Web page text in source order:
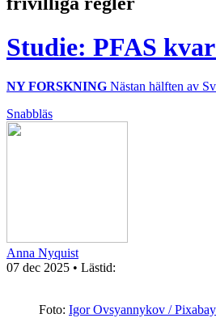
Studie: PFAS
NY FORSKNING Nästan hälften av
Snabbläs
Anna Nyquist
07 dec 2025 • Lästid:
Foto: Igor Ovsyannykov / Pixabay